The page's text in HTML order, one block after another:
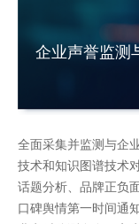
企业声誉监测
全面采集并监测与企
技术和知识图谱技术
话题分析、品牌正负
口碑舆情第一时间通